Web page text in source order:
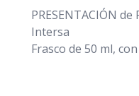
PRESENTACIÓN
Intersa
Frasco de 50 ml,